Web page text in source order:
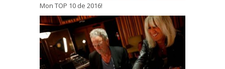
Mon TOP 10 de 2016!